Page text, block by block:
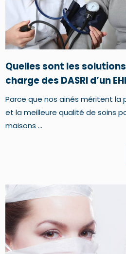
Quelles sont les
charge des DASRI d’un
Parce que nos ainés méritent
et la meilleure qualité de soins
maisons ...